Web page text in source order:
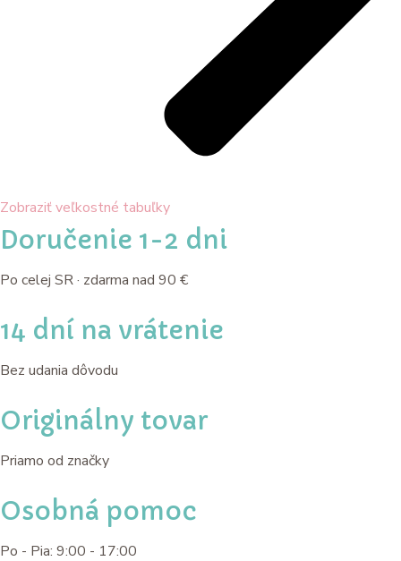
Zobraziť veľkostné tabuľky
Doručenie 1-2 dni
Po celej SR · zdarma nad 90 €
14 dní na vrátenie
Bez udania dôvodu
Originálny tovar
Priamo od značky
Osobná pomoc
Po - Pia: 9:00 - 17:00